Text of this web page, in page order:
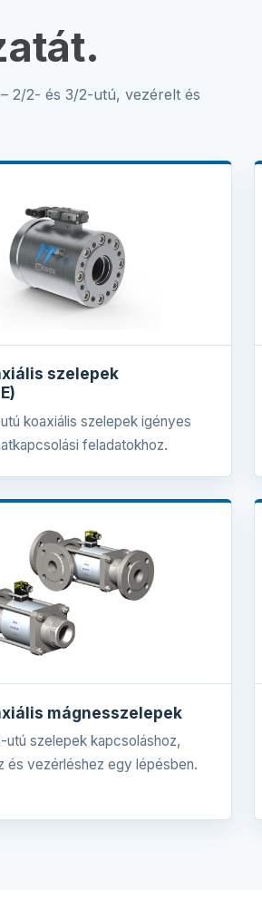
2/2- és 3/2-utú, vezérelt és
szelepek
koaxiális szelepek igényes
feladatokhoz.
mágnesszelepek
utú szelepek kapcsoláshoz,
és vezérléshez egy lépésben.